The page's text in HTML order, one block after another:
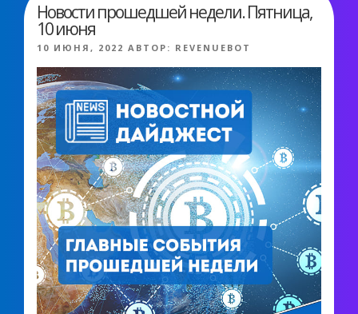
Новости прошедшей недели. Пятница,
10 июня
ОПУБЛИКОВАНО
10 ИЮНЯ, 2022 АВТОР: REVENUEBOT